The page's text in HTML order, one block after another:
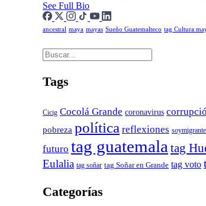
See Full Bio
ancestral maya mayas Sueño Guatemalteco tag Cultura
Tags
Cicig Cocolá Grande coronavirus
pobreza política reflexiones
futuro tag guatemalatag
Eulalia tag soñar tag Soñar en Grande tag voto
Categorías